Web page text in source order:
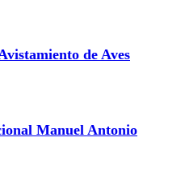
de Aves
Manuel Antonio